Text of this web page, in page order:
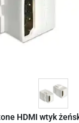
HDMI wtyk